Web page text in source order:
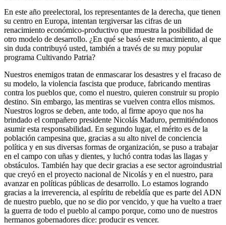
En este año preelectoral, los representantes de la derecha, que tienen
su centro en Europa, intentan tergiversar las cifras de un
renacimiento económico-productivo que muestra la posibilidad de
otro modelo de desarrollo. ¿En qué se basó este renacimiento, al que
sin duda contribuyó usted, también a través de su muy popular
programa Cultivando Patria?
Nuestros enemigos tratan de enmascarar los desastres y el fracaso de
su modelo, la violencia fascista que produce, fabricando mentiras
contra los pueblos que, como el nuestro, quieren construir su propio
destino. Sin embargo, las mentiras se vuelven contra ellos mismos.
Nuestros logros se deben, ante todo, al firme apoyo que nos ha
brindado el compañero presidente Nicolás Maduro, permitiéndonos
asumir esta responsabilidad. En segundo lugar, el mérito es de la
población campesina que, gracias a su alto nivel de conciencia
política y en sus diversas formas de organización, se puso a trabajar
en el campo con uñas y dientes, y luchó contra todas las llagas y
obstáculos. También hay que decir gracias a ese sector agroindustrial
que creyó en el proyecto nacional de Nicolás y en el nuestro, para
avanzar en políticas públicas de desarrollo. Lo estamos logrando
gracias a la irreverencia, al espíritu de rebeldía que es parte del ADN
de nuestro pueblo, que no se dio por vencido, y que ha vuelto a traer
la guerra de todo el pueblo al campo porque, como uno de nuestros
hermanos gobernadores dice: producir es vencer.